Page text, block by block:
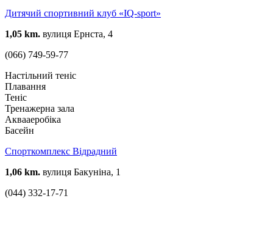
Дитячий спортивний клуб «IQ-sport»
1,05 km. вулиця Ернста, 4
(066) 749-59-77
Настільний теніс
Плавання
Теніс
Тренажерна зала
Аквааеробіка
Басейн
Спорткомплекс Відрадний
1,06 km. вулиця Бакуніна, 1
(044) 332-17-71